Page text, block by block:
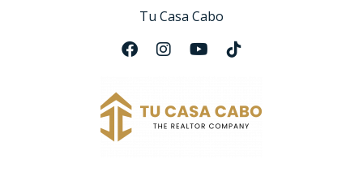
Tu Casa Cabo